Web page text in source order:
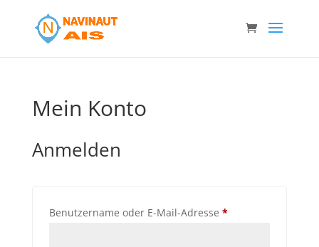
Mein Konto
Anmelden
Benutzername oder E-Mail-Adresse *Erforderlich